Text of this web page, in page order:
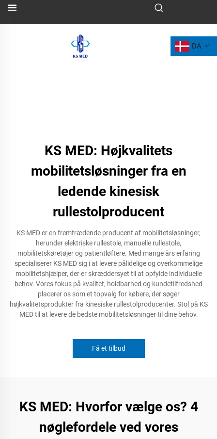
DA
KS MED: Højkvalitets
mobilitetsløsninger fra en
ledende kinesisk
rullestolproducent
KS MED er en fremtrædende producent af mobilitetsløsninger,
herunder elektriske rullestole, manuelle rullestole,
mobilitetskøretøjer og patientløftere. Med mange års erfaring
specialiserer KS MED sig i at levere pålidelige og overkommelige
mobilitetshjælper, der er skræddersyet til at opfylde individuelle
behov. Vores fokus på kvalitet, holdbarhed og kundetilfredshed
placerer os som et topvalg for købere, der søger
højkvalitetsprodukter fra kinesiske rullestolproducenter. Stol på KS
MED til at levere de bedste mobilitetsløsninger til dine behov.
Få et tilbud
KS MED: Hvorfor vælge os? 4
nøglefordele ved vores